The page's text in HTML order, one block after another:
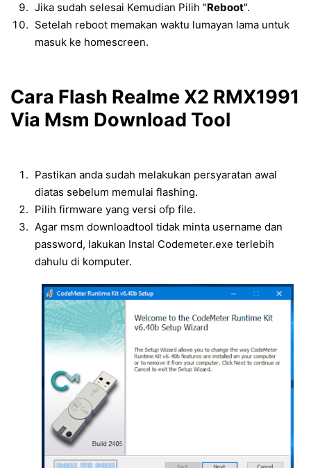
Jika sudah selesai Kemudian Pilih "Reboot".
Setelah reboot memakan waktu lumayan lama untuk
masuk ke homescreen.
Cara Flash Realme X2 RMX1991
Via Msm Download Tool
Pastikan anda sudah melakukan persyaratan awal
diatas sebelum memulai flashing.
Pilih firmware yang versi ofp file.
Agar msm downloadtool tidak minta username dan
password, lakukan Instal Codemeter.exe terlebih
dahulu di komputer.